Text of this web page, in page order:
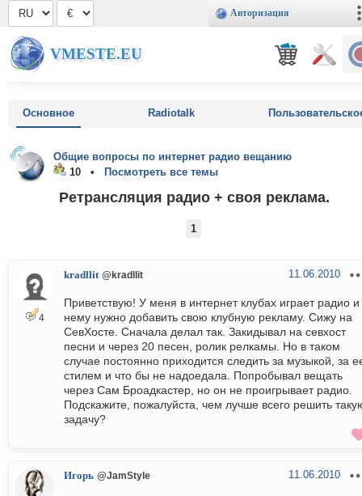
Авторизация
VMESTE.EU
Основное Radiotalk
Общие вопросы по интернет радио вещанию
10 •
Посмотреть все темы
Ретрансляция радио + своя реклама.
1
4
kradllit @kradllit 11.06.2010
Приветствую! У меня в интернет клубах играет радио и
нему нужно добавить свою клубную рекламу. Сижу на
СевХосте. Сначала делал так. Закидывал на севхост
песни и через 20 песен, ролик релкамы. Но в таком
случае постоянно приходится следить за музыкой, за
стилем и что бы не надоедала. Попробывал вещать
через Сам Броадкастер, но он не проигрывает радио.
Подскажите, пожалуйста, чем лучше всего решить
задачу?
Игорь @JamStyle 11.06.2010